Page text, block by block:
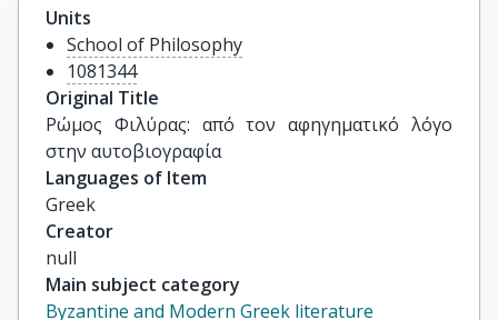
Units
School of Philosophy
1081344
Original Title
Ρώμος Φιλύρας: από τον αφηγηματικό λόγο
στην αυτοβιογραφία
Languages of Item
Greek
Creator
null
Main subject category
Byzantine and Modern Greek literature